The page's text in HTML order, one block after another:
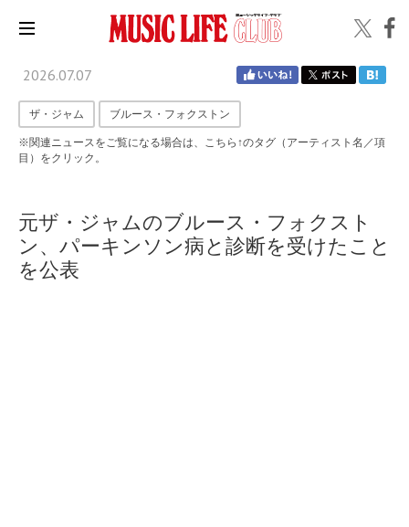
2026.07.07
ザ・ジャム ブルース・フォクストン
※関連ニュースをご覧になる場合は、こちら↑のタグ（アーティスト名／項
目）をクリック。
元ザ・ジャムのブルース・フォクスト
ン、パーキンソン病と診断を受けたこと
を公表